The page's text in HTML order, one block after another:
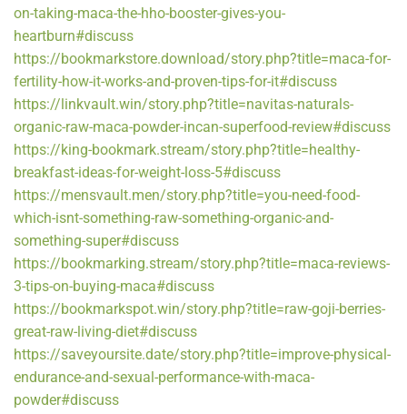
on-taking-maca-the-hho-booster-gives-you-
heartburn#discuss
https://bookmarkstore.download/story.php?title=maca-for-
fertility-how-it-works-and-proven-tips-for-it#discuss
https://linkvault.win/story.php?title=navitas-naturals-
organic-raw-maca-powder-incan-superfood-review#discuss
https://king-bookmark.stream/story.php?title=healthy-
breakfast-ideas-for-weight-loss-5#discuss
https://mensvault.men/story.php?title=you-need-food-
which-isnt-something-raw-something-organic-and-
something-super#discuss
https://bookmarking.stream/story.php?title=maca-reviews-
3-tips-on-buying-maca#discuss
https://bookmarkspot.win/story.php?title=raw-goji-berries-
great-raw-living-diet#discuss
https://saveyoursite.date/story.php?title=improve-physical-
endurance-and-sexual-performance-with-maca-
powder#discuss